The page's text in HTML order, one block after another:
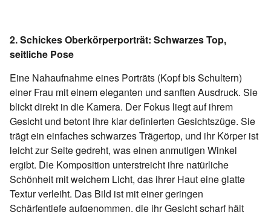
2. Schickes Oberkörperporträt: Schwarzes Top,
seitliche Pose
Eine Nahaufnahme eines Porträts (Kopf bis Schultern)
einer Frau mit einem eleganten und sanften Ausdruck. Sie
blickt direkt in die Kamera. Der Fokus liegt auf ihrem
Gesicht und betont ihre klar definierten Gesichtszüge. Sie
trägt ein einfaches schwarzes Trägertop, und ihr Körper ist
leicht zur Seite gedreht, was einen anmutigen Winkel
ergibt. Die Komposition unterstreicht ihre natürliche
Schönheit mit weichem Licht, das ihrer Haut eine glatte
Textur verleiht. Das Bild ist mit einer geringen
Schärfentiefe aufgenommen, die ihr Gesicht scharf hält